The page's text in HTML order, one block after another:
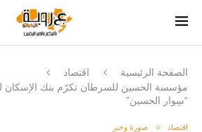
الصفحة الرئيسية
اقتصاد
مؤسسة الحسين للسرطان تكرّم بنك الإسكان
“سِوار الحسين”
اقتصاد صورة وخبر